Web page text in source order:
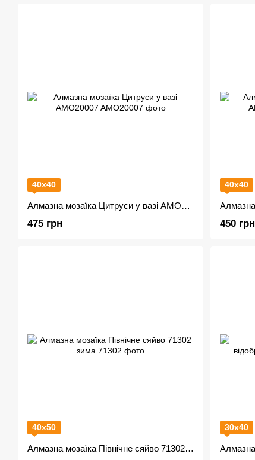
40х40
Алмазна мозаїка Цитруси у вазі AMO20007
475 грн
40х40
450 грн
40х50
Алмазна мозаїка Північне сяйво 71302 зима
30х40